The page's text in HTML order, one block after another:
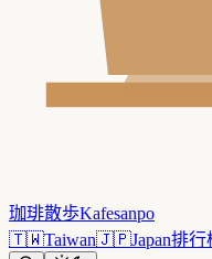
珈琲散歩Kafesanpo
🇹🇼Taiwan🇯🇵Japan排行